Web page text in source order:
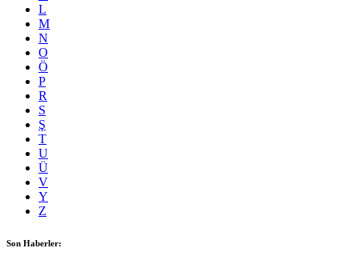
L
M
N
O
Ö
P
R
S
Ş
T
U
Ü
V
Y
Z
Son Haberler: